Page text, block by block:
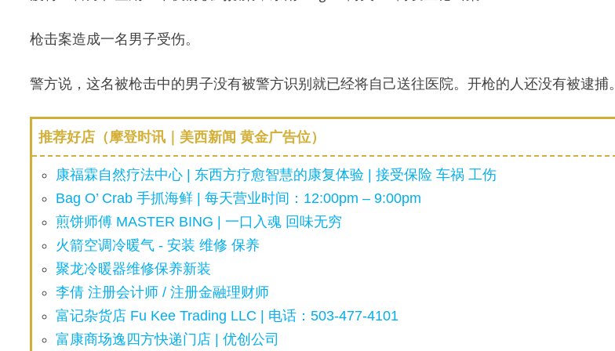
枪击案造成一名男子受伤。
警方说，这名被枪击中的男子没有被警方识别就已经将自己送往医院。开枪的人还没有被逮捕。
推荐好店（摩登时讯｜美西新闻 黄金广告位）
康福霖自然疗法中心 | 东西方疗愈智慧的康复体验 | 接受保险 车祸 工伤
Bag O’ Crab 手抓海鲜 | 每天营业时间：12:00pm – 9:00pm
煎饼师傅 MASTER BING | 一口入魂 回味无穷
火箭空调冷暖气 - 安装 维修 保养
聚龙冷暖器维修保养新装
李倩 注册会计师 / 注册金融理财师
富记杂货店 Fu Kee Trading LLC | 电话：503-477-4101
富康商场逸四方快递门店 | 优创公司